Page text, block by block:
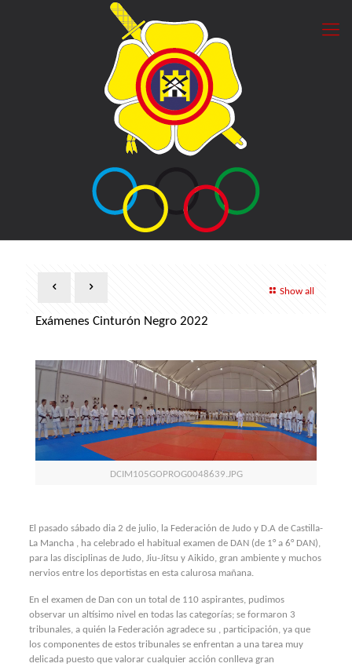
Show all
Exámenes Cinturón Negro 2022
DCIM105GOPROG0048639.JPG
El pasado sábado dia 2 de julio, la Federación de Judo y D.A de Castilla-
La Mancha , ha celebrado el habitual examen de DAN (de 1° a 6° DAN),
para las disciplinas de Judo, Jiu-Jitsu y Aikido, gran ambiente y muchos
nervios entre los deportistas en esta calurosa mañana.
En el examen de Dan con un total de 110 aspirantes, pudimos
observar un altísimo nivel en todas las categorías; se formaron 3
tribunales, a quién la Federación agradece su , participación, ya que
los componentes de estos tribunales se enfrentan a una tarea muy
delicada puesto que valorar cualquier acción conlleva gran